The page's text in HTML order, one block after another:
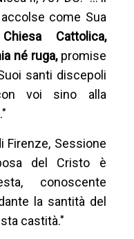
come Sua
Cattolica,
né ruga,promise
santi discepoli
voi sino alla
Firenze, Sessione
del Cristo è
conoscente
la santità del
castità."